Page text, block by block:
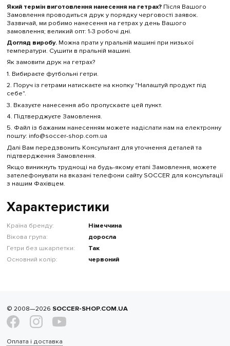
Який термін виготовлення нанесення на гетрах?Після Вашого
Замовлення проводиться друк у порядку черговості заявок.
Зазвичай, ми робимо нанесення на гетрах у день Вашого
замовлення; великий опт: 1-3 робочі дні.
Догляд виробу.Можна прати у пральній машині при низької
температури. Сушити в пральній машині.
Як замовити друк на гетрах?
1. Вибираєте футбольні гетри.
2. Поруч із гетрами натискаєте на кнопку "Налаштуй продукт під
себе".
3. Вказуєте нанесення або пропускаєте цей пункт.
4. Підтверджуєте Замовлення.
5. Файл із бажаним нанесенням можете надіслати нам на електронну
пошту: info@soccer-shop.com.ua
Далі Вам передзвонить Консультант для уточнення деталей та
підтвердження Замовлення.
Якщо виникнуть труднощі на будь-якому етапі Замовлення, можете
зателефонувати на вказані телефони сайту SOCCER для консультації
з нашим Фахівцем.
Характеристики
Країна бренду:
Німеччина
Вікова група:
доросла
Гетри без шкарпетки:
Так
Основний колір:
червоний
© 2008—2026 SOCCER-SHOP.COM.UA
Оплата і доставка